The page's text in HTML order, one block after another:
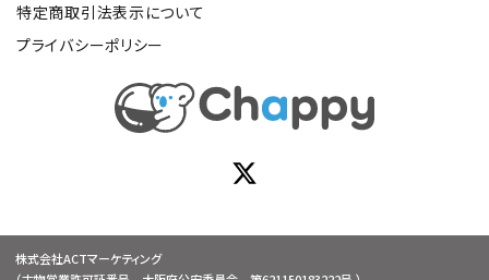
特定商取引法表示について
プライバシーポリシー
株式会社ACTマーケティング